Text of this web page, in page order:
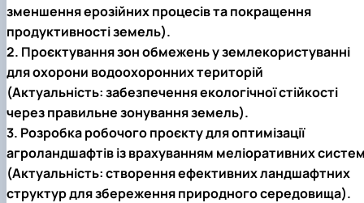
зменшення ерозійних процесів та покращення
продуктивності земель).
2. Проєктування зон обмежень у землекористуванні
для охорони водоохоронних територій
(Актуальність: забезпечення екологічної стійкості
через правильне зонування земель).
3. Розробка робочого проєкту для оптимізації
агроландшафтів із врахуванням меліоративних
(Актуальність: створення ефективних ландшафтних
структур для збереження природного середовища).